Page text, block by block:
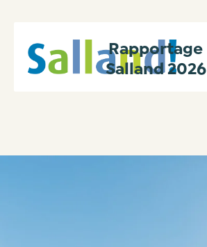
Rapportage
Salland 2026